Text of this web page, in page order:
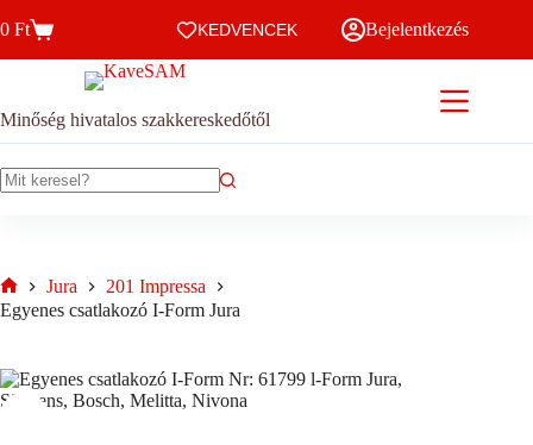
to
Kosár
0 Ft KEDVENCEK Bejelentkezés
Minőség hivatalos szakkereskedőtől
Home
Jura
201 Impressa
Egyenes csatlakozó I-Form Jura